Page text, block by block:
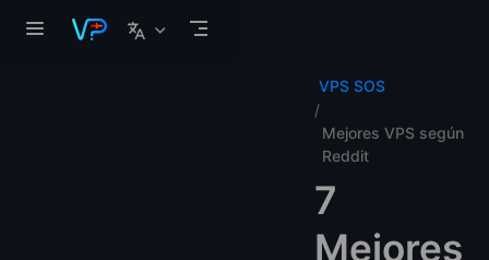
VPS SOS
Mejores VPS según
Reddit
7
Mejores